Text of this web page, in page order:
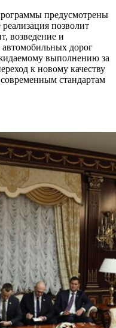
предусмотрены
позволит
возведение и
дорог
выполнению за
к новому качеству
стандартам